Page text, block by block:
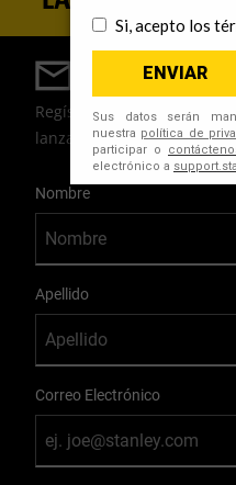
Regístrate
Regístrate para recibir
lanzamientos de
User Details
Nombre
Apellido
Correo Electrónico